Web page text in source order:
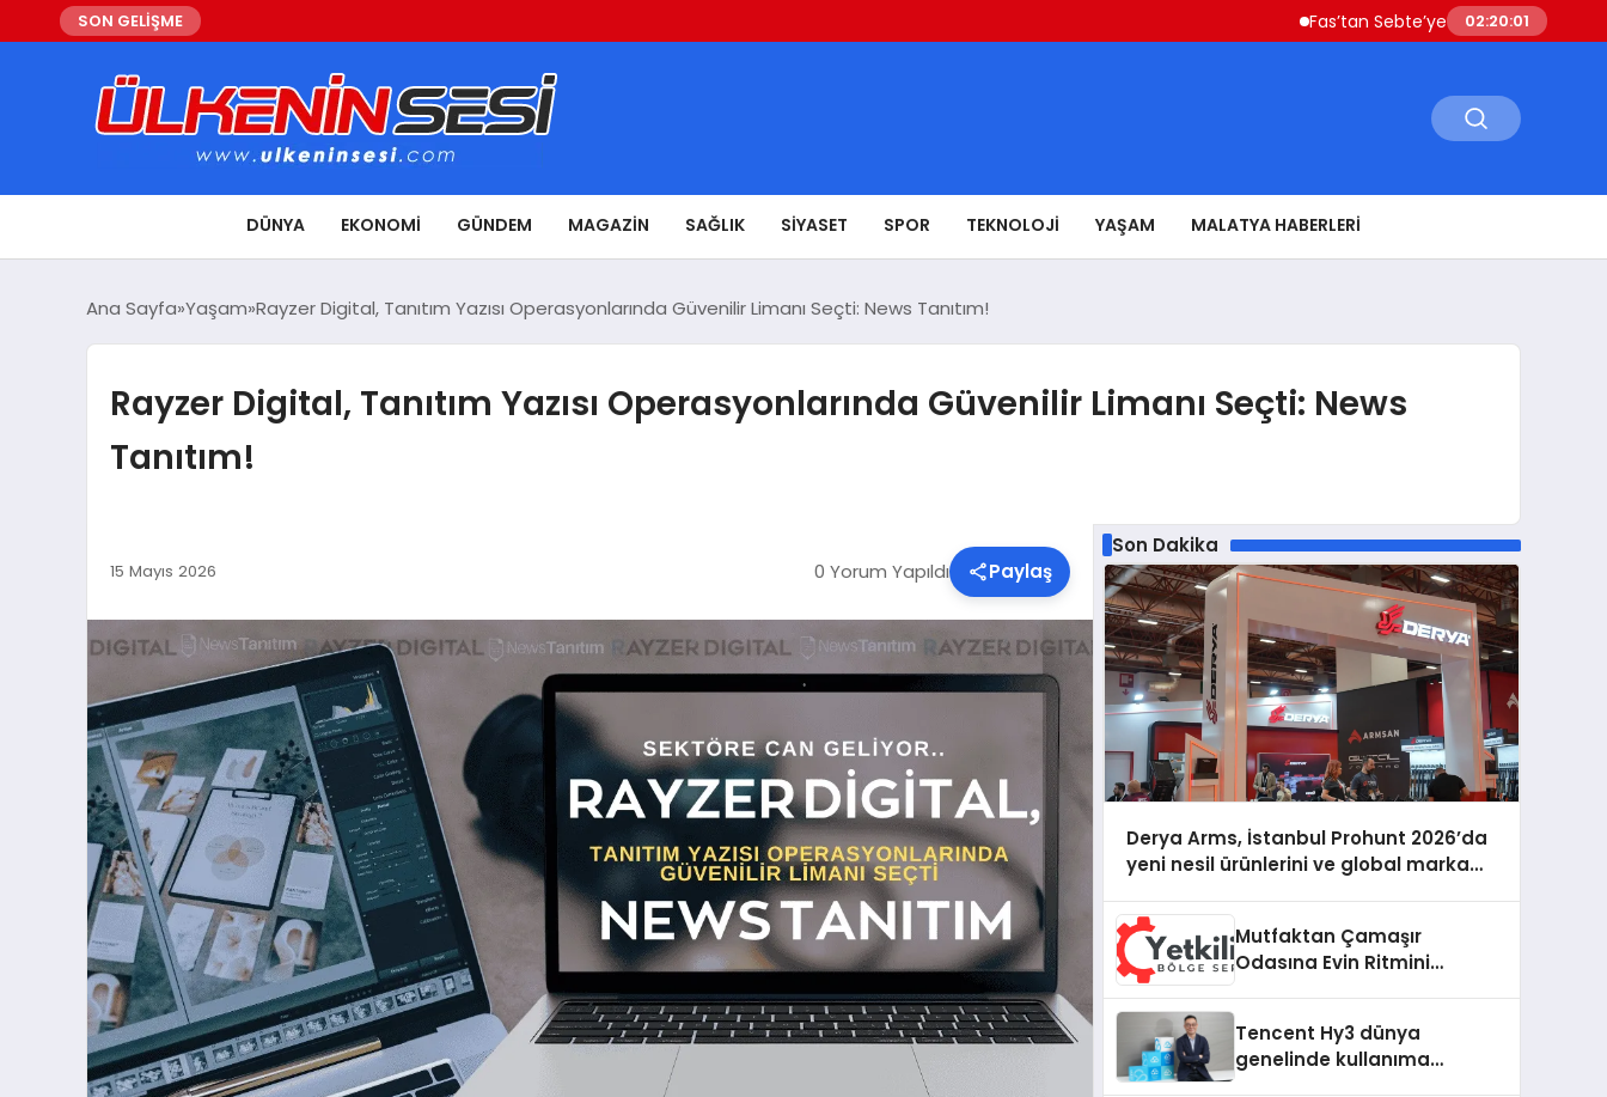
SON GELİŞME Fas’tan Sebte’ye Geçen Göçmenler
02:20:02
DÜNYA EKONOMI GÜNDEM MAGAZIN SAĞLIK SIYASET SPOR TEKNOLOJI YAŞAM MALATYA HABERLERI
Ana Sayfa Yaşam Rayzer Digital, Tanıtım Yazısı Operasyonlarında Güvenilir Limanı Seçti: News Tanıtım!
Rayzer Digital, Tanıtım Yazısı Operasyonlarında Güvenilir Limanı Seçti: News
Tanıtım!
15 Mayıs 2026 0 Yorum Yapıldı Paylaş
Son Dakika
Derya Arms, İstanbul Prohunt 2026’da
yeni nesil ürünlerini ve global marka
Mutfaktan Çamaşır
Odasına Evin Ritmini
Destek Deneyimi
Tencent Hy3 dünya
genelinde kullanıma